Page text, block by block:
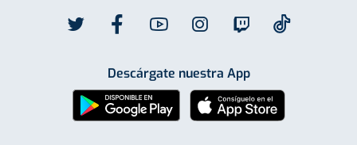
Descárgate nuestra App